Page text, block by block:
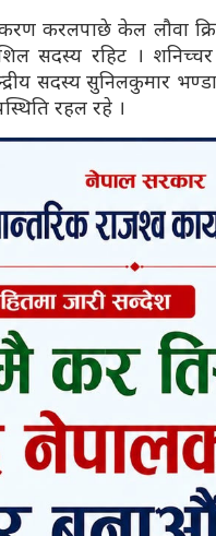
करलपाछे केल लौवा
सदस्य रहिट ।
सदस्य सुनिलकुमार
रहल रहे ।